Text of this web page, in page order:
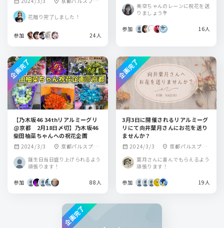
花贈り完了しました！
参加 24人
美空ちゃんのレーンに祝花を送
りましょう💐
参加 16人
【乃木坂46 34thリアルミーグリ
@京都 2月18日〆切】乃木坂46
柴田柚菜ちゃんへの祝花企画
calendar_month 2024/3/3 location_on 京都パルスプラ
誕生日当日盛り上げられるよう
頑張ります！
参加 88人
企画完了
3月3日に開催されるリアルミーグ
リにて向井葉月さんにお花を送り
ませんか？
calendar_month 2024/3/3 location_on 京都パルスプラ
葉月さんに喜んでもらえるよう
頑張ります！
参加 19人
企画完了
企画完了